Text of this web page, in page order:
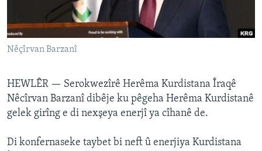
ÇAND Û HUNER
SERNIVÎS
SORANÎ
Learning English
FOLLOW US
Nêçîrvan Barzanî
HEWLÊR — Serokwezîrê Herêma Kurdistana Îraqê
Nêcîrvan Barzanî dibêje ku pêgeha Herêma Kurdistanê
gelek girîng e di nexşeya enerjî ya cîhanê de.
Di konfernaseke taybet bi neft û enerjiya Kurdistana